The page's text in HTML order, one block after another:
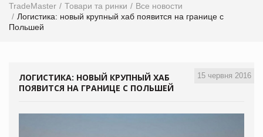
TradeMaster Товари та ринки
Все новости
Логистика: новый крупный хаб появится на границе с
Польшей
15 червня 2016
ЛОГИСТИКА: НОВЫЙ КРУПНЫЙ ХАБ
ПОЯВИТСЯ НА ГРАНИЦЕ С ПОЛЬШЕЙ